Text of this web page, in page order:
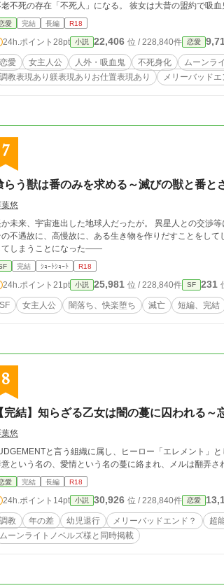
不死の存在「不死人」になる。 彼女は大昔の盟約で吸
愛 完結 長編 R18
24h.ポイント 28pt 小説 22,406 位 / 228,840件 恋愛
恋愛 女主人公 人外・吸血鬼 不死身化 ムーンラ
調教表現あり躾表現ありお仕置表現あり
メリーバッドエ
7
らう獣は番のみを求める～滅びの獣と番と
悠
未来、宇宙進出した地球人だったが。 異星人との交渉
不遇故に、高慢故に、ある生き物を作りだすことをしてしまう…… 結果、その生き物は番と認定した女以外
てしまうことになった――
完結 ｼｮｰﾄｼｮｰﾄ R18
24h.ポイント 21pt 小説 25,981 位 / 228,840件 SF 231
SF 女主人公 闇落ち、快楽堕ち 滅亡 短編、完結
8
完結】知らざる乙女は闇の蔓に囚われる～
悠
と言う組織に属し、ヒーロー「エレメント」
意という名の、愛情という名の蔓に絡まれ、メルは翻弄
愛 完結 長編 R18
24h.ポイント 14pt 小説 30,926 位 / 228,840件 恋愛
調教 年の差 幼児退行 メリーバッドエンド？ 超
ムーンライトノベルズ様と同時掲載